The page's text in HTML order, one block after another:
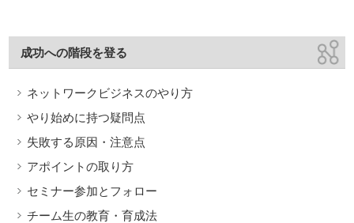
成功への階段を登る
ネットワークビジネスのやり方
やり始めに持つ疑問点
失敗する原因・注意点
アポイントの取り方
セミナー参加とフォロー
チーム生の教育・育成法